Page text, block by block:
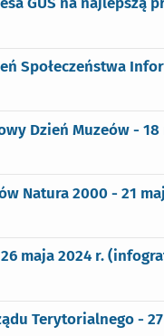
Społeczeństwa
Dzień Muzeów -
Natura 2000 - 21
maja 2024 r.
Terytorialnego -